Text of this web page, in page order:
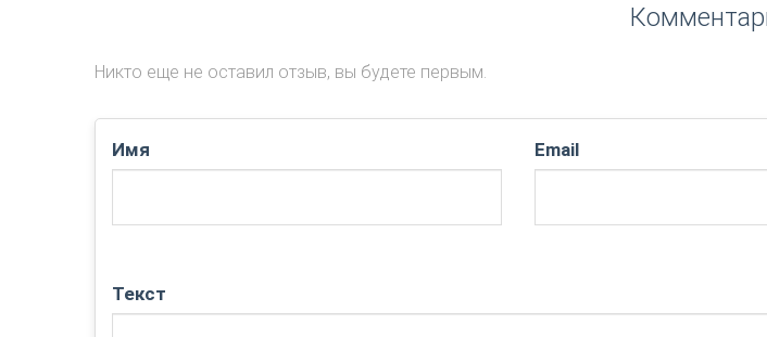
Никто еще не оставил отзыв, вы будете первым.
Имя Email
Текст